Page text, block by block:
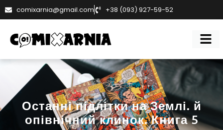
comixarnia@gmail.com +38 (093) 927-59-52
Останні підлітки на Землі. й
опівнічний клинок. Книга 5